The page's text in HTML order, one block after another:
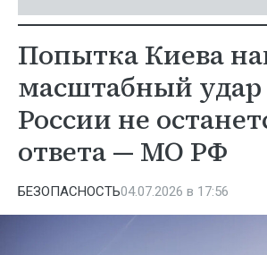
Попытка Киева
масштабный удар
России не
ответа — МО РФ
БЕЗОПАСНОСТЬ04.07.2026 в 17:56